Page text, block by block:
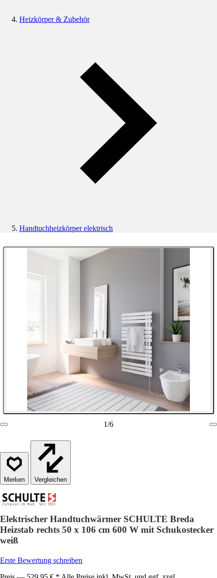
Heizkörper & Zubehör
Handtuchheizkörper elektrisch
1/6
Vergleichen
Elektrischer Handtuchwärmer SCHULTE Breda
Heizstab rechts 50 x 106 cm 600 W mit Schukostecker
weiß
Erste Bewertung schreiben